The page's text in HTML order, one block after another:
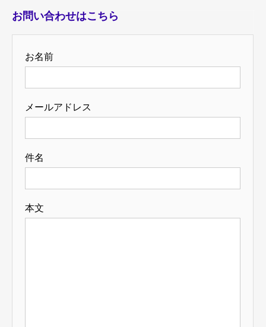
お問い合わせはこちら
お名前
メールアドレス
件名
本文